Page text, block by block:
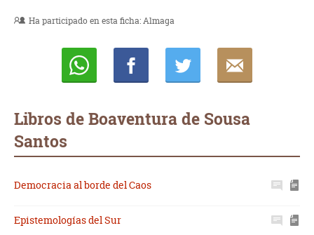
Ha participado en esta ficha:Almaga
Libros de Boaventura de Sousa
Santos
Democracia al borde del Caos
Epistemologías del Sur